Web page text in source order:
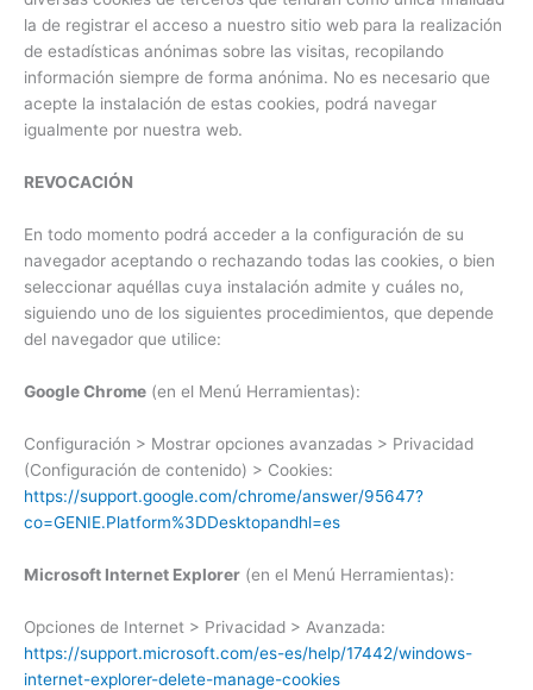
la de registrar el acceso a nuestro sitio web para la realización
de estadísticas anónimas sobre las visitas, recopilando
información siempre de forma anónima. No es necesario que
acepte la instalación de estas cookies, podrá navegar
igualmente por nuestra web.
REVOCACIÓN
En todo momento podrá acceder a la configuración de su
navegador aceptando o rechazando todas las cookies, o bien
seleccionar aquéllas cuya instalación admite y cuáles no,
siguiendo uno de los siguientes procedimientos, que depende
del navegador que utilice:
Google Chrome (en el Menú Herramientas):
Configuración > Mostrar opciones avanzadas > Privacidad
(Configuración de contenido) > Cookies:
https://support.google.com/chrome/answer/95647?
co=GENIE.Platform%3DDesktopandhl=es
Microsoft Internet Explorer (en el Menú Herramientas):
Opciones de Internet > Privacidad > Avanzada:
https://support.microsoft.com/es-es/help/17442/windows-
internet-explorer-delete-manage-cookies